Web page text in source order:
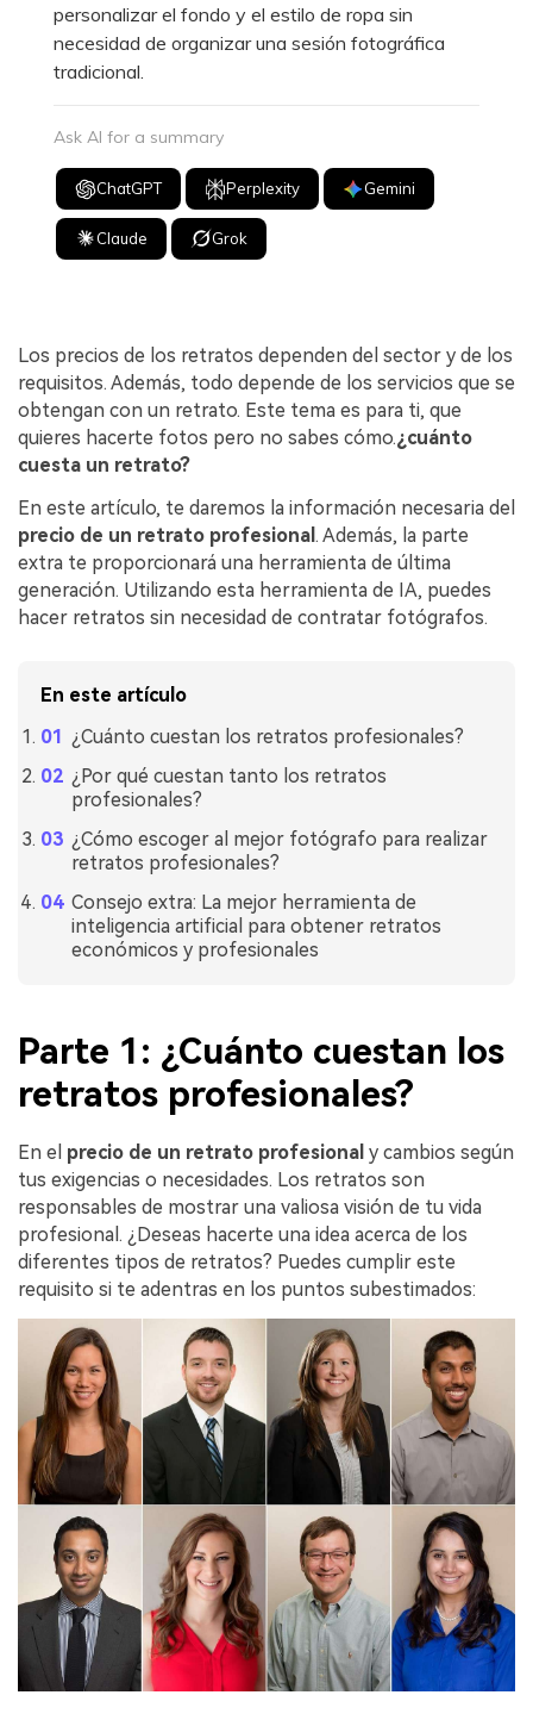
personalizar el fondo y el estilo de ropa sin
necesidad de organizar una sesión fotográfica
tradicional.
Ask AI for a summary
ChatGPT Perplexity Gemini
Claude Grok
Los precios de los retratos dependen del sector y de los
requisitos. Además, todo depende de los servicios que se
obtengan con un retrato. Este tema es para ti, que
quieres hacerte fotos pero no sabes cómo.¿cuánto
cuesta un retrato?
En este artículo, te daremos la información necesaria del
precio de un retrato profesional . Además, la parte
extra te proporcionará una herramienta de última
generación. Utilizando esta herramienta de IA, puedes
hacer retratos sin necesidad de contratar fotógrafos.
En este artículo
¿Cuánto cuestan los retratos profesionales?
¿Por qué cuestan tanto los retratos
profesionales?
¿Cómo escoger al mejor fotógrafo para realizar
retratos profesionales?
Consejo extra: La mejor herramienta de
inteligencia artificial para obtener retratos
económicos y profesionales
Parte 1: ¿Cuánto cuestan los
retratos profesionales?
En el precio de un retrato profesional y cambios según
tus exigencias o necesidades. Los retratos son
responsables de mostrar una valiosa visión de tu vida
profesional. ¿Deseas hacerte una idea acerca de los
diferentes tipos de retratos? Puedes cumplir este
requisito si te adentras en los puntos subestimados: